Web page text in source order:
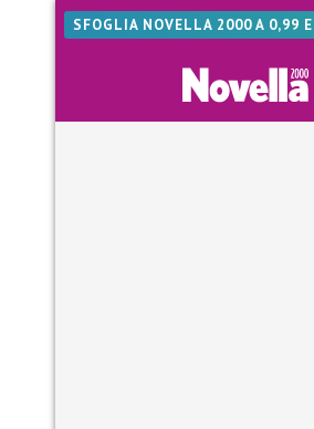
SFOGLIA NOVELLA 2000 A 0,99